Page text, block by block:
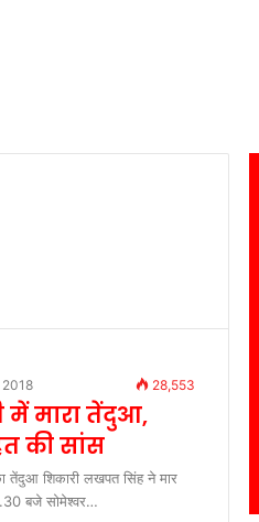
2018 28,553
मारा तेंदुआ,
की सांस
तेंदुआ शिकारी लखपत सिंह ने मार
बजे सोमेश्वर…